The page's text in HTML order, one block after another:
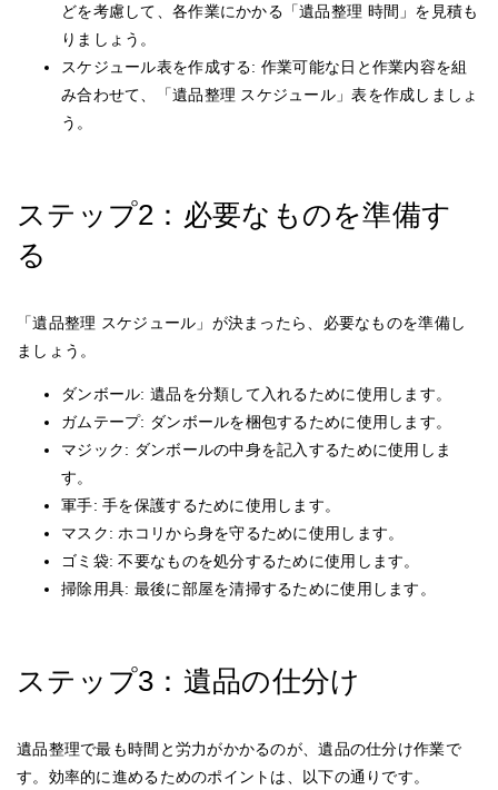
どを考慮して、各作業にかかる「遺品整理 時間」を見積も
りましょう。
スケジュール表を作成する: 作業可能な日と作業内容を組
み合わせて、「遺品整理 スケジュール」表を作成しましょ
う。
ステップ2：必要なものを準備す
る
「遺品整理 スケジュール」が決まったら、必要なものを準備し
ましょう。
ダンボール: 遺品を分類して入れるために使用します。
ガムテープ: ダンボールを梱包するために使用します。
マジック: ダンボールの中身を記入するために使用しま
す。
軍手: 手を保護するために使用します。
マスク: ホコリから身を守るために使用します。
ゴミ袋: 不要なものを処分するために使用します。
掃除用具: 最後に部屋を清掃するために使用します。
ステップ3：遺品の仕分け
遺品整理で最も時間と労力がかかるのが、遺品の仕分け作業で
す。効率的に進めるためのポイントは、以下の通りです。